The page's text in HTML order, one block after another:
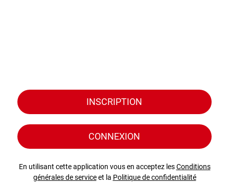
INSCRIPTION
CONNEXION
En utilisant cette application vous en acceptez lesConditions
générales de serviceet la Politique de confidentialité